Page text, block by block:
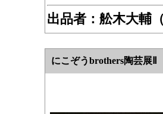
出品者： 舩木大輔
にこぞうbrothers陶芸展Ⅱ